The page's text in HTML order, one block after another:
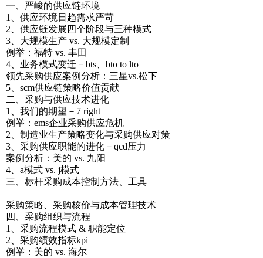
一、严峻的供应链环境
1、供应环境日趋需求严苛
2、供应链发展四个阶段与三种模式
3、大规模生产 vs. 大规模定制
例举：福特 vs. 丰田
4、业务模式变迁－bts、bto to lto
领先采购供应案例分析：三星vs.松下
5、scm供应链策略价值贡献
二、采购与供应技术进化
1、我们的期望－7 right
例举：ems企业采购供应危机
2、制造业生产策略变化与采购供应对策
3、采购供应职能的进化－qcd压力
案例分析：美的 vs. 九阳
4、a模式 vs. j模式
三、标杆采购成本控制方法、工具
采购策略、采购核价与成本管理技术
四、采购组织与流程
1、采购流程模式 & 职能定位
2、采购绩效指标kpi
例举：美的 vs. 海尔